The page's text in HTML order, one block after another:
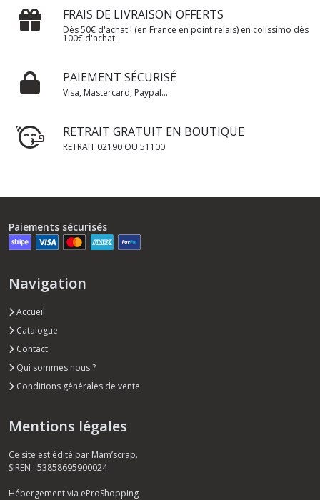
FRAIS DE LIVRAISON OFFERTS
Dès 50€ d'achat ! (en France en point relais) en colissimo dès
100€ d'achat
PAIEMENT SÉCURISÉ
Visa, Mastercard, Paypal...
RETRAIT GRATUIT EN BOUTIQUE
RETRAIT 02190 OU 51100
Paiements sécurisés
Navigation
Accueil
Catalogue
Contact
Qui sommes nous ?
Conditions générales de vente
Mentions légales
Ce site est édité par Mam’scrap.
SIREN : 53858695900024
Hébergement via eProShopping